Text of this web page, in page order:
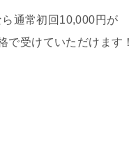
通常初回10,000円が
で受けていただけます！